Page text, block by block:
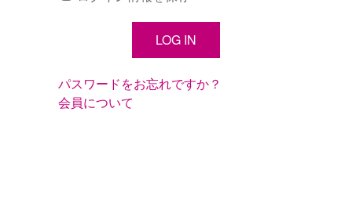
パスワードをお忘れですか？
会員について